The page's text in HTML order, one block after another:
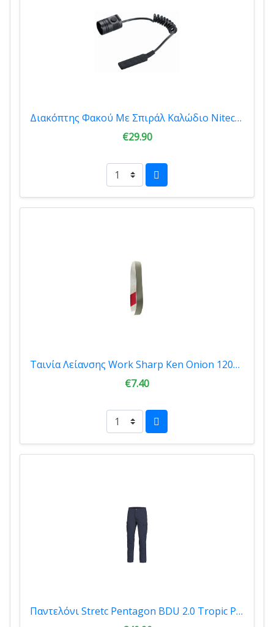
Διακόπτης Φακού Με Σπιράλ Καλώδιο Nitecore P30/P12 New/MH12V2 RSW3 9110101050
€29.90
Ταινία Λείανσης Work Sharp Ken Onion 12000 Grit Grey 002.2152
€7.40
Παντελόνι Stretc Pentagon BDU 2.0 Tropic Pants Midnight Blue K05060-05MB